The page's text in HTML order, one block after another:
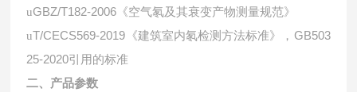
uGBZ/T182-2006《空气氡及其衰变产物测量规范》
uT/CECS569-2019《建筑室内氡检测方法标准》，GB503
25-2020引用的标准
二、产品参数